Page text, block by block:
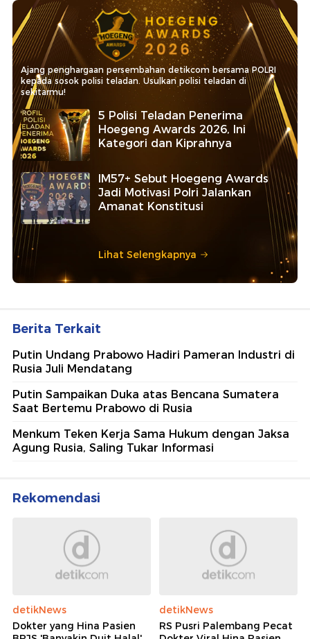
Ajang penghargaan persembahan detikcom bersama POLRI
kepada sosok polisi teladan. Usulkan polisi teladan di
sekitarmu!
5 Polisi Teladan Penerima
Hoegeng Awards 2026, Ini
Kategori dan Kiprahnya
IM57+ Sebut Hoegeng Awards
Jadi Motivasi Polri Jalankan
Amanat Konstitusi
Lihat Selengkapnya
Berita Terkait
Putin Undang Prabowo Hadiri Pameran Industri di
Rusia Juli Mendatang
Putin Sampaikan Duka atas Bencana Sumatera
Saat Bertemu Prabowo di Rusia
Menkum Teken Kerja Sama Hukum dengan Jaksa
Agung Rusia, Saling Tukar Informasi
Rekomendasi
detikNews
Dokter yang Hina Pasien
detikNews
RS Pusri Palembang Pecat